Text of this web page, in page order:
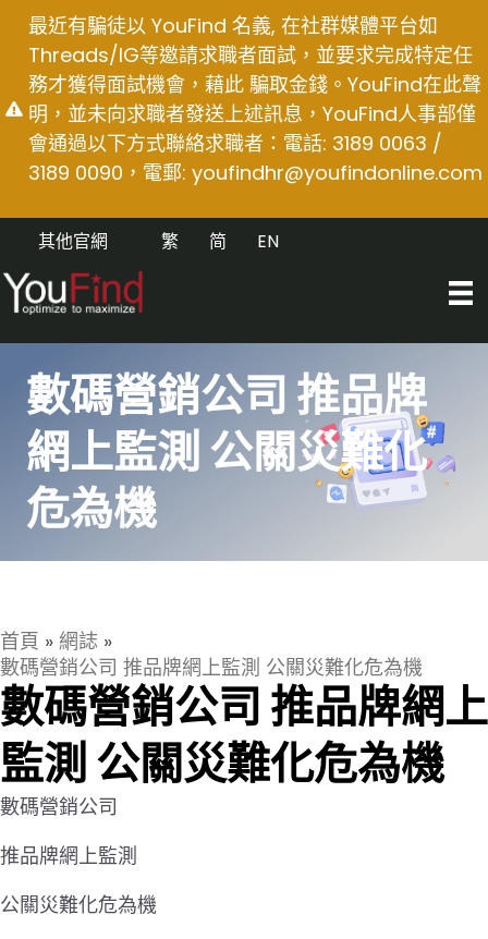
content
最近有騙徒以 YouFind 名義, 在社群媒體平台如
Threads/IG等邀請求職者面試，並要求完成特定任
務才獲得面試機會，藉此 騙取金錢。YouFind在此聲
明，並未向求職者發送上述訊息，YouFind人事部僅
會通過以下方式聯絡求職者：電話: 3189 0063 /
3189 0090，電郵: youfindhr@youfindonline.com
其他官網 EN
简
繁
數碼營銷公司 推品牌
網上監測 公關災難化
危為機
首頁 » 網誌 »
數碼營銷公司 推品牌網上監測 公關災難化危為機
數碼營銷公司 推品牌網上
監測 公關災難化危為機
數碼營銷公司
推品牌網上監測
公關災難化危為機